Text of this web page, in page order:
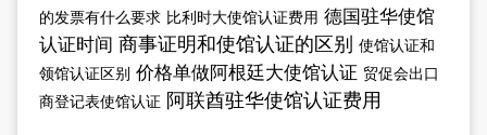
的发票有什么要求 比利时大使馆认证费用 德国驻华使馆
认证时间 商事证明和使馆认证的区别 使馆认证和
领馆认证区别 价格单做阿根廷大使馆认证 贸促会出口
商登记表使馆认证 阿联酋驻华使馆认证费用